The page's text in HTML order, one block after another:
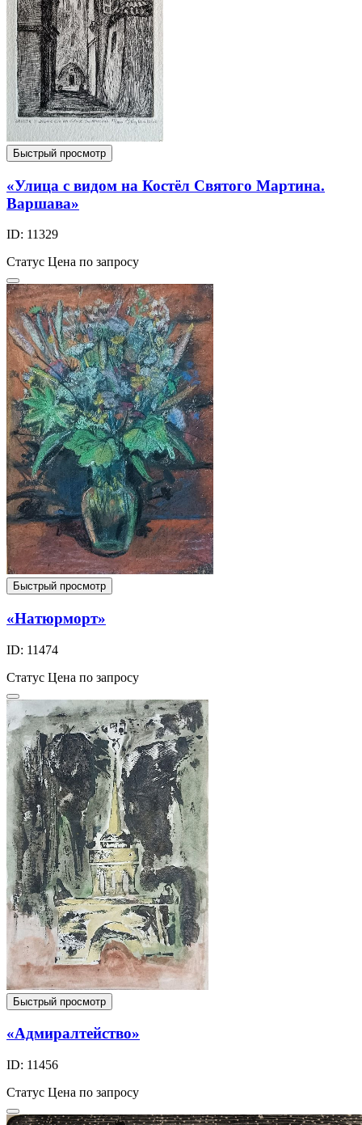
Быстрый просмотр
«Улица с видом на Костёл Святого Мартина.
Варшава»
ID: 11329
Статус Цена по запросу
Быстрый просмотр
«Натюрморт»
ID: 11474
Статус Цена по запросу
Быстрый просмотр
«Адмиралтейство»
ID: 11456
Статус Цена по запросу